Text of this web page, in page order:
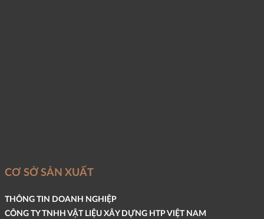
CƠ SỞ SẢN XUẤT
THÔNG TIN DOANH NGHIỆP
CÔNG TY TNHH VẬT LIỆU XÂY DỰNG HTP VIỆT NAM